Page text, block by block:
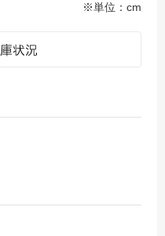
※単位：cm